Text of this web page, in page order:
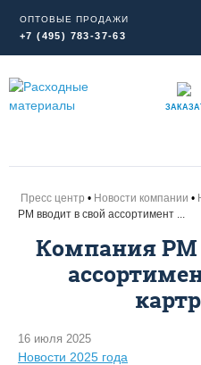
ОПТОВЫЕ ПРОДАЖИ
+7 (495) 783-37-63
Пресс центр Новости компании
РМ вводит в свой ассортимент ...
Компания РМ
16 июля 2025
Новости 2025 года